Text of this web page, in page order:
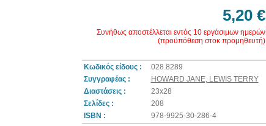
5,20 €
Συνήθως αποστέλλεται εντός 10 εργάσιμων ημερών
(προϋπόθεση στοκ προμηθευτή)
Κωδικός είδους : 028.8289
Συγγραφέας :
HOWARD JANE, LEWIS TERRY
Διαστάσεις :
23x28
Σελίδες :
208
ISBN :
978-9925-30-286-4